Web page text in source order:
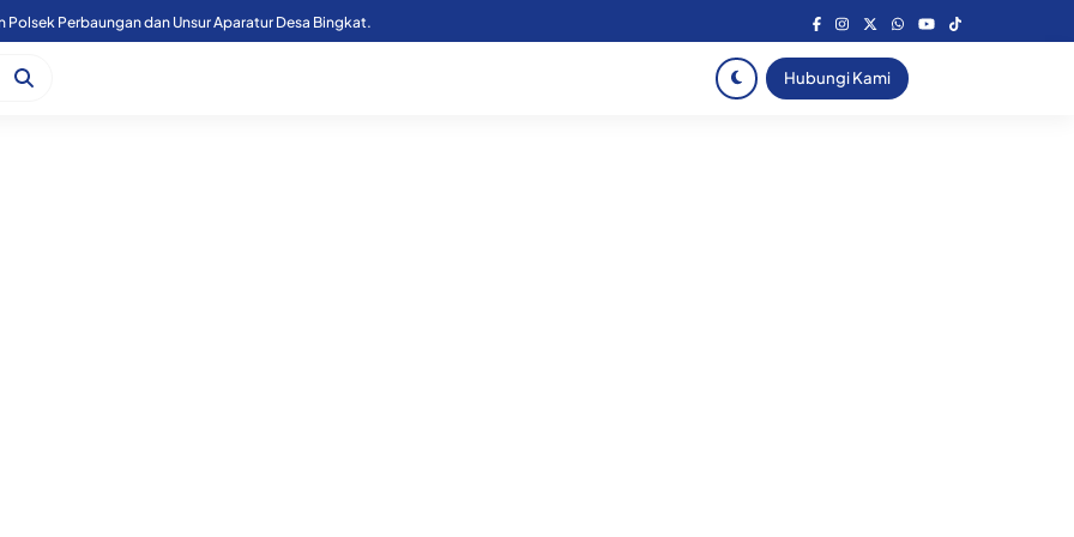
Polsek Perbaungan dan Unsur Aparatur Desa Bingkat.
Hubungi Kami